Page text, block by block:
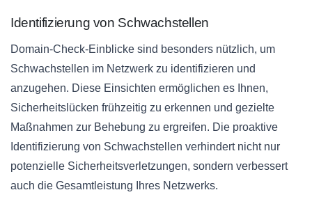
Identifizierung von Schwachstellen
Domain-Check-Einblicke sind besonders nützlich, um
Schwachstellen im Netzwerk zu identifizieren und
anzugehen. Diese Einsichten ermöglichen es Ihnen,
Sicherheitslücken frühzeitig zu erkennen und gezielte
Maßnahmen zur Behebung zu ergreifen. Die proaktive
Identifizierung von Schwachstellen verhindert nicht nur
potenzielle Sicherheitsverletzungen, sondern verbessert
auch die Gesamtleistung Ihres Netzwerks.